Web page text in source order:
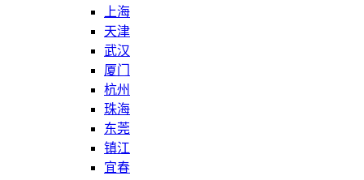
上海
天津
武汉
厦门
杭州
珠海
东莞
镇江
宜春